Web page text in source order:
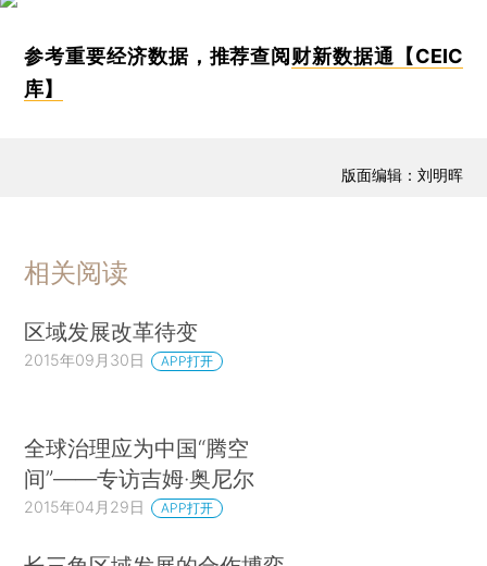
参考重要经济数据，推荐查阅 财新数据通【CEIC
库】
版面编辑：刘明晖
相关阅读
区域发展改革待变
2015年09月30日 APP打开
全球治理应为中国“腾空
间”——专访吉姆·奥尼尔
2015年04月29日 APP打开